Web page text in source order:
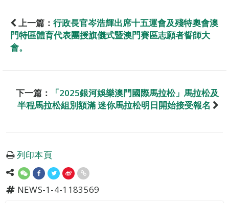
上一篇： 行政長官岑浩輝出席十五運會及殘特奧會澳
門特區體育代表團授旗儀式暨澳門賽區志願者誓師大
會。
下一篇：
「2025銀河娛樂澳門國際馬拉松」馬拉松及
半程馬拉松組別額滿 迷你馬拉松明日開始接受報名
列印本頁
NEWS-1-4-1183569